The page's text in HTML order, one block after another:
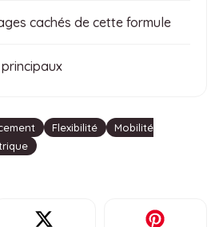
cachés de cette formule
Flexibilité
Mobilité